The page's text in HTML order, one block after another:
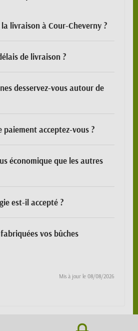
livraison à Cour-Cheverny ?
de livraison ?
desservez-vous autour de
paiement acceptez-vous ?
économique que les autres
est-il accepté ?
vos bûches
Mis à jour le 08/08/2026